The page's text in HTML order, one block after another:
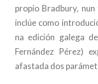
propio Bradbury,
inclúe como
na edición galega
Fernández Pérez)
afastada dos